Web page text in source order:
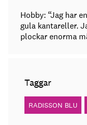
Hobby: “Jag har
gula kantareller.
plockar enorma
Taggar
RADISSON BLU